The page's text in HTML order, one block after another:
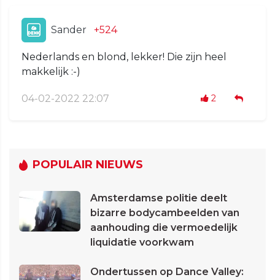
Sander +524
Nederlands en blond, lekker! Die zijn heel
makkelijk :-)
04-02-2022 22:07 2
POPULAIR NIEUWS
Amsterdamse politie deelt
bizarre bodycambeelden van
aanhouding die vermoedelijk
liquidatie voorkwam
Ondertussen op Dance Valley: